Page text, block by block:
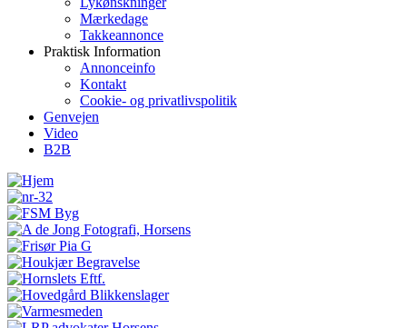
Mærkedage
Takkeannonce
Praktisk Information
Annonceinfo
Kontakt
Cookie- og privatlivspolitik
Genvejen
Video
B2B